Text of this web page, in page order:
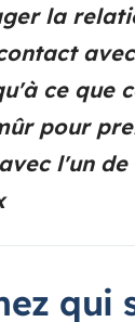
la
ce que
pour
l'un de
qui